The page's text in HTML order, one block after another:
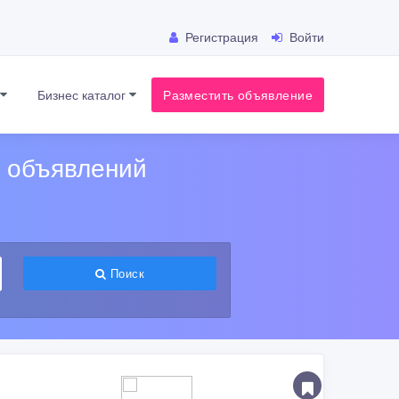
Регистрация Войти
Бизнес каталог Разместить объявление
Поиск